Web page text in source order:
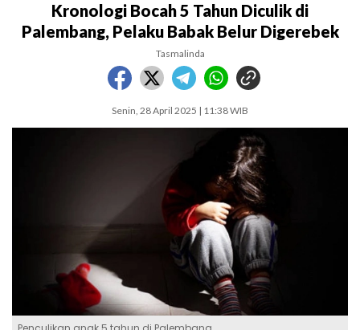
Kronologi Bocah 5 Tahun Diculik di
Palembang, Pelaku Babak Belur Digerebek
Tasmalinda
Senin, 28 April 2025 | 11:38 WIB